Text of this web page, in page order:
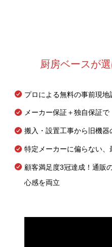
厨房ベースが
プロによる無料の事前現地
メーカー保証＋独自保証で
搬入・設置工事から旧機
特定メーカーに偏らない
顧客満足度3冠達成！通販
心感を両立